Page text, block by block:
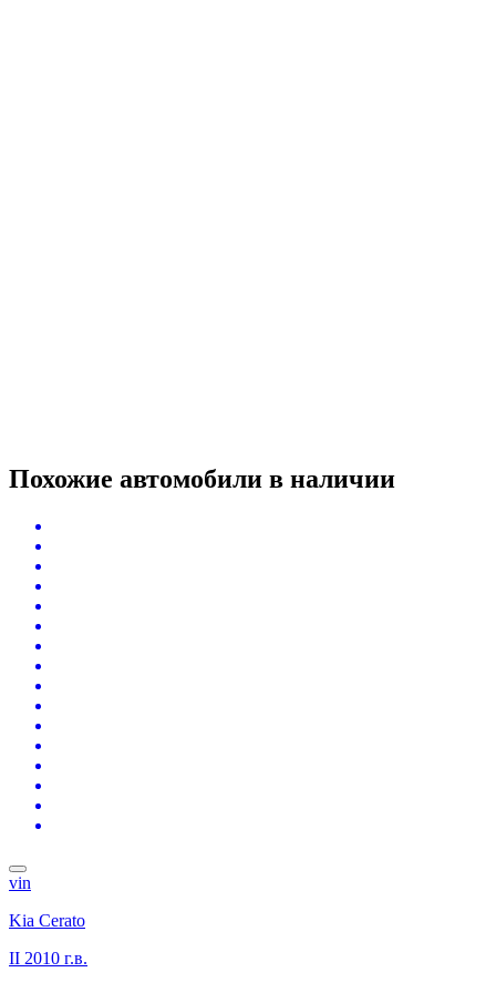
Похожие автомобили в наличии
vin
Kia Cerato
II 2010 г.в.